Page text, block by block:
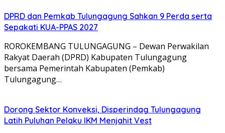
DPRD dan Pemkab Tulungagung Sahkan 9 Perda serta
Sepakati KUA-PPAS 2027
ROROKEMBANG TULUNGAGUNG – Dewan Perwakilan
Rakyat Daerah (DPRD) Kabupaten Tulungagung
bersama Pemerintah Kabupaten (Pemkab)
Tulungagung…
Dorong Sektor Konveksi, Disperindag Tulungagung
Latih Puluhan Pelaku IKM Menjahit Vest